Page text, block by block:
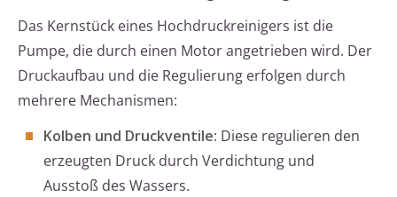
Das Kernstück eines Hochdruckreinigers ist die
Pumpe, die durch einen Motor angetrieben wird. Der
Druckaufbau und die Regulierung erfolgen durch
mehrere Mechanismen:
Kolben und Druckventile: Diese regulieren den
erzeugten Druck durch Verdichtung und
Ausstoß des Wassers.